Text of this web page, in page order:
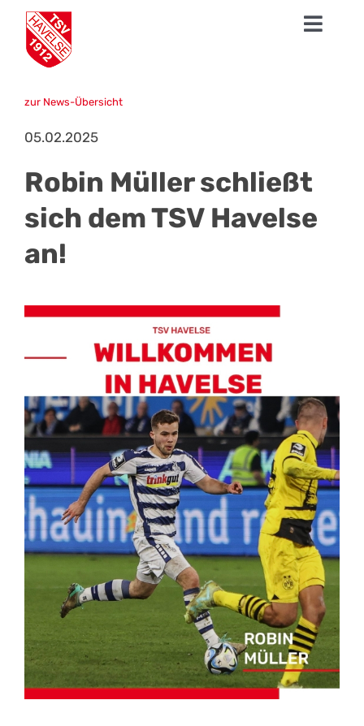
Zum
Inhalt
springen
Sparten
Der TSV
zur News-Übersicht
05.02.2025
Robin Müller schließt
sich dem TSV Havelse
an!